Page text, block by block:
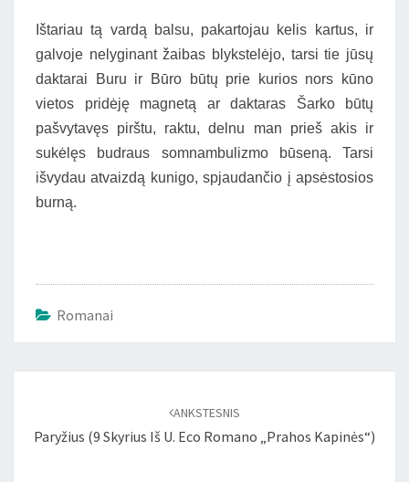
Ištariau tą vardą balsu, pakartojau kelis kartus, ir
galvoje nelyginant žaibas blykstelėjo, tarsi tie jūsų
daktarai Buru ir Būro būtų prie kurios nors kūno
vietos pridėję magnetą ar daktaras Šarko būtų
pašvytavęs pirštu, raktu, delnu man prieš akis ir
sukėlęs budraus somnambulizmo būseną. Tarsi
išvydau atvaizdą kunigo, spjaudančio į apsėstosios
burną.
Romanai
ANKSTESNIS
Paryžius (9 Skyrius Iš U. Eco Romano „Prahos Kapinės“)